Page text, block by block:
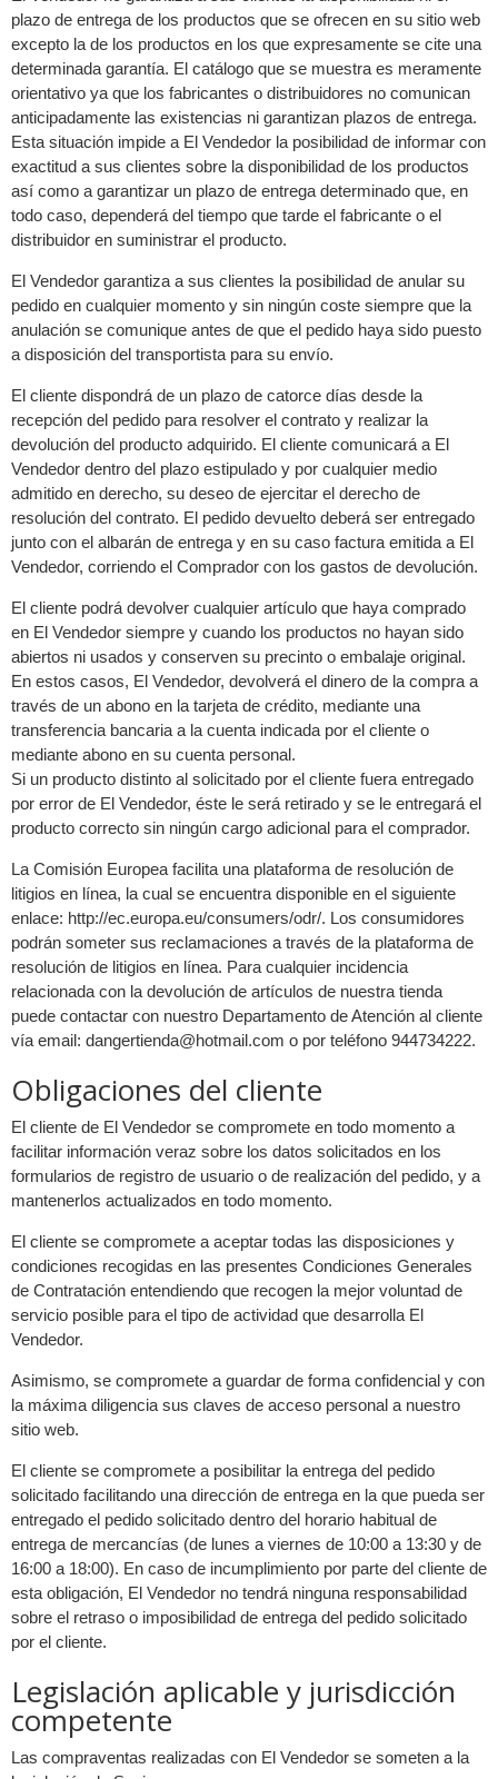
plazo de entrega de los productos que se ofrecen en su sitio web
excepto la de los productos en los que expresamente se cite una
determinada garantía. El catálogo que se muestra es meramente
orientativo ya que los fabricantes o distribuidores no comunican
anticipadamente las existencias ni garantizan plazos de entrega.
Esta situación impide a El Vendedor la posibilidad de informar con
exactitud a sus clientes sobre la disponibilidad de los productos
así como a garantizar un plazo de entrega determinado que, en
todo caso, dependerá del tiempo que tarde el fabricante o el
distribuidor en suministrar el producto.
El Vendedor garantiza a sus clientes la posibilidad de anular su
pedido en cualquier momento y sin ningún coste siempre que la
anulación se comunique antes de que el pedido haya sido puesto
a disposición del transportista para su envío.
El cliente dispondrá de un plazo de catorce días desde la
recepción del pedido para resolver el contrato y realizar la
devolución del producto adquirido. El cliente comunicará a El
Vendedor dentro del plazo estipulado y por cualquier medio
admitido en derecho, su deseo de ejercitar el derecho de
resolución del contrato. El pedido devuelto deberá ser entregado
junto con el albarán de entrega y en su caso factura emitida a El
Vendedor, corriendo el Comprador con los gastos de devolución.
El cliente podrá devolver cualquier artículo que haya comprado
en El Vendedor siempre y cuando los productos no hayan sido
abiertos ni usados y conserven su precinto o embalaje original.
En estos casos, El Vendedor, devolverá el dinero de la compra a
través de un abono en la tarjeta de crédito, mediante una
transferencia bancaria a la cuenta indicada por el cliente o
mediante abono en su cuenta personal.
Si un producto distinto al solicitado por el cliente fuera entregado
por error de El Vendedor, éste le será retirado y se le entregará el
producto correcto sin ningún cargo adicional para el comprador.
La Comisión Europea facilita una plataforma de resolución de
litigios en línea, la cual se encuentra disponible en el siguiente
enlace: http://ec.europa.eu/consumers/odr/. Los consumidores
podrán someter sus reclamaciones a través de la plataforma de
resolución de litigios en línea. Para cualquier incidencia
relacionada con la devolución de artículos de nuestra tienda
puede contactar con nuestro Departamento de Atención al cliente
vía email: dangertienda@hotmail.com o por teléfono 944734222.
Obligaciones del cliente
El cliente de El Vendedor se compromete en todo momento a
facilitar información veraz sobre los datos solicitados en los
formularios de registro de usuario o de realización del pedido, y a
mantenerlos actualizados en todo momento.
El cliente se compromete a aceptar todas las disposiciones y
condiciones recogidas en las presentes Condiciones Generales
de Contratación entendiendo que recogen la mejor voluntad de
servicio posible para el tipo de actividad que desarrolla El
Vendedor.
Asimismo, se compromete a guardar de forma confidencial y con
la máxima diligencia sus claves de acceso personal a nuestro
sitio web.
El cliente se compromete a posibilitar la entrega del pedido
solicitado facilitando una dirección de entrega en la que pueda ser
entregado el pedido solicitado dentro del horario habitual de
entrega de mercancías (de lunes a viernes de 10:00 a 13:30 y de
16:00 a 18:00). En caso de incumplimiento por parte del cliente de
esta obligación, El Vendedor no tendrá ninguna responsabilidad
sobre el retraso o imposibilidad de entrega del pedido solicitado
por el cliente.
Legislación aplicable y jurisdicción
competente
Las compraventas realizadas con El Vendedor se someten a la